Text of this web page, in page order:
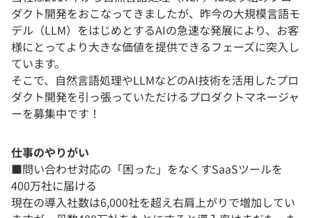
ダクト開発をおこなってきましたが、昨今の大規模言語モ
デル（LLM）をはじめとするAIの急速な発展により、お客
様にとってより大きな価値を提供できるフェーズに突入し
ています。
そこで、自然言語処理やLLMなどのAI技術を活用したプロ
ダクト開発を引っ張っていただけるプロダクトマネージャ
ーを募集中です！
仕事のやりがい
■問い合わせ対応の「困った」をなくすSaaSツールを
400万社に届ける
現在の導入社数は6,000社を超え右肩上がりで増加してい